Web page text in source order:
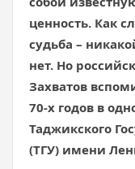
ценность. Как
судьба –
нет. Но
Захватов
70-х годов в
Таджикского
(ТГУ) имени